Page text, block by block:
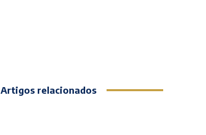
Artigos relacionados